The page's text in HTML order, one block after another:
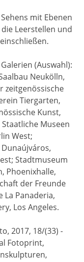
mit Ebenen
Leerstellen und
(Auswahl):
Neukölln,
zeitgenössische
Tiergarten,
Kunst,
Museen
West;
Stadtmuseum
Phoenixhalle,
der Freunde
La Panaderia,
Los Angeles.